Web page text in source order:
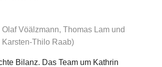
Vöälzmann, Thomas Lam und
Karsten-Thilo Raab)
Bilanz. Das Team um Kathrin